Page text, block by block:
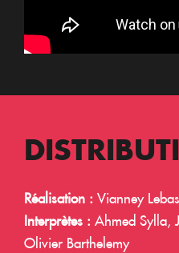
Réalisation : Vianney
Interprètes : Ahmed Sylla,
Olivier Barthelemy